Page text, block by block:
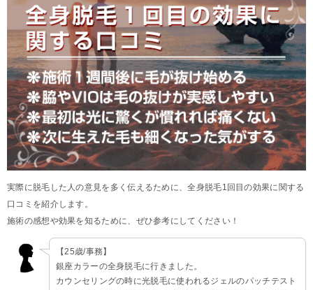
実際に脱毛した人の意見を多く伝えるために、全身脱毛1回目の効果に関する
口コミを紹介します。
施術の感想や効果を知るために、ぜひ参考にしてください！
【25歳/事務】
銀座カラーの全身脱毛に行きました。
カウンセリングの時に光脱毛に使われるジェルのパッチテスト